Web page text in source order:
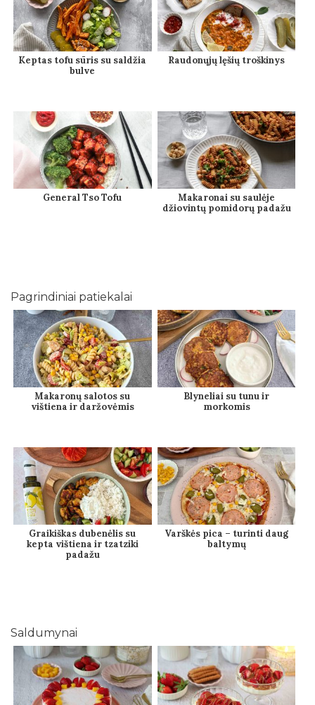
Keptas tofu sūris su saldžia
bulve
Raudonųjų lęšių troškinys
General Tso Tofu
Makaronai su saulėje
džiovintų pomidorų padažu
Pagrindiniai patiekalai
Makaronų salotos su
vištiena ir daržovėmis
Blyneliai su tunu ir
morkomis
Graikiškas dubenėlis su
kepta vištiena ir tzatziki
padažu
Varškės pica – turinti daug
baltymų
Saldumynai